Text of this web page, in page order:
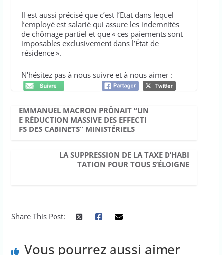
Il est aussi précisé que c’est l’Etat dans lequel
l’employé est salarié qui assure les indemnités
de chômage partiel et que « ces paiements sont
imposables exclusivement dans l’État de
résidence ».
N'hésitez pas à nous suivre et à nous aimer :
EMMANUEL MACRON PRÔNAIT “UN
E RÉDUCTION MASSIVE DES EFFECTI
FS DES CABINETS” MINISTÉRIELS
LA SUPPRESSION DE LA TAXE D’HABI
TATION POUR TOUS S’ÉLOIGNE
Share This Post:
Vous pourrez aussi aimer